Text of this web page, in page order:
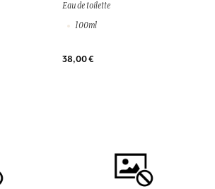
Eau de toilette
100ml
38,00 €